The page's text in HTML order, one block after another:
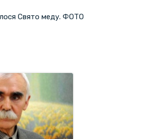
Свято меду. ФОТО